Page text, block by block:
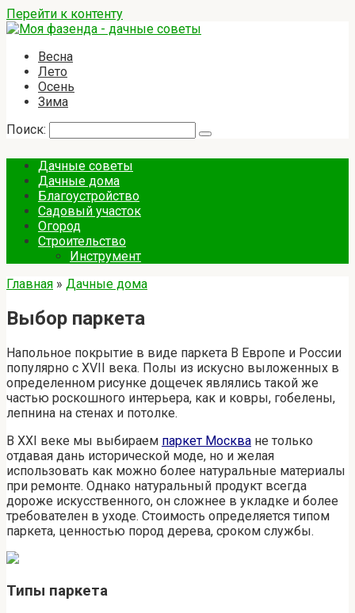
Перейти к контенту
Весна
Лето
Осень
Зима
Поиск:
Дачные советы
Дачные дома
Благоустройство
Садовый участок
Огород
Строительство
Инструмент
Главная » Дачные дома
Выбор паркета
Напольное покрытие в виде паркета В Европе и России
популярно с XVII века. Полы из искусно выложенных в
определенном рисунке дощечек являлись такой же
частью роскошного интерьера, как и ковры, гобелены,
лепнина на стенах и потолке.
В XXI веке мы выбираем паркет Москва не только
отдавая дань исторической моде, но и желая
использовать как можно более натуральные материалы
при ремонте. Однако натуральный продукт всегда
дороже искусственного, он сложнее в укладке и более
требователен в уходе. Стоимость определяется типом
паркета, ценностью пород дерева, сроком службы.
Типы паркета